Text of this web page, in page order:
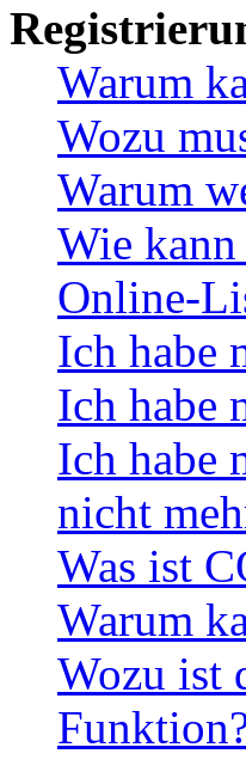
Warum
Wozu
Warum
Wie
Online-
Ich habe
Ich habe
Ich habe
nicht
Was ist
Warum
Wozu ist